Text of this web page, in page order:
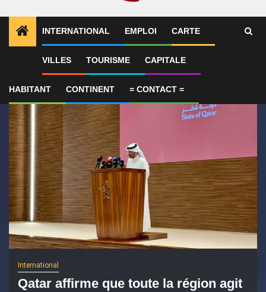
INTERNATIONAL EMPLOI CARTE
VILLES TOURISME CAPITALE
HABITANT CONTINENT = CONTACT =
ALERTES INFO 1 Qatar affirme que toute la
International
Qatar affirme que toute la région agit